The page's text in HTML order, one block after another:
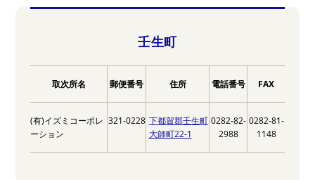
壬生町
取次所名 郵便番号 住所 電話番号 FAX
(有)イズミコーポレ
ーション
321-0228 下都賀郡壬生町
大師町22-1
0282-82-
2988
0282-81-
1148